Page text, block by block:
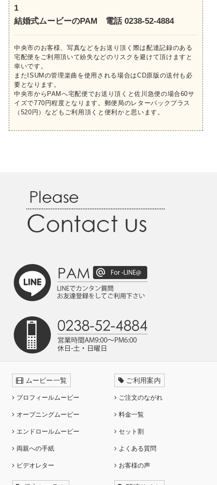
1
結婚式ムービーのPAM 電話 0238-52-4884
中央市のお客様、写真などをお送り頂く際は配達記録のある
宅配便をご利用頂いて紛失などのリスクを避けて頂けますと
幸いです。
またISUMの管理楽曲を使用される場合はCD原版の送付も必
要となります。
中央市からPAMへ宅配便でお送り頂くと佐川急便の場合60サ
イズで770円程度となります。郵便局のレターパックプラス
（520円）などもご利用頂くと便利かと思います。
ムービー一覧
プロフィールムービー
オープニングムービー
エンドロールムービー
両親への手紙
ビデオレター
ご利用案内
ご注文のながれ
料金一覧
セット割
よくある質問
お客様の声